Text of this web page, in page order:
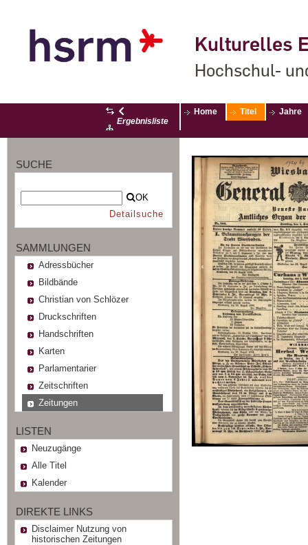
Kulturelles
Hochschul-
Ergebnisliste
Home Titel Jahre
SUCHE
OK
Detailsuche
SAMMLUNGEN
Adressbücher
Bildbände
Christian von Schlözer
Druckschriften
Handschriften
Karten
Parlamentarier
Zeitschriften
Zeitungen
LISTEN
Neuzugänge
Alle Titel
Kalender
DIREKTE LINKS
Disclaimer Nutzung von
historischen Zeitungen